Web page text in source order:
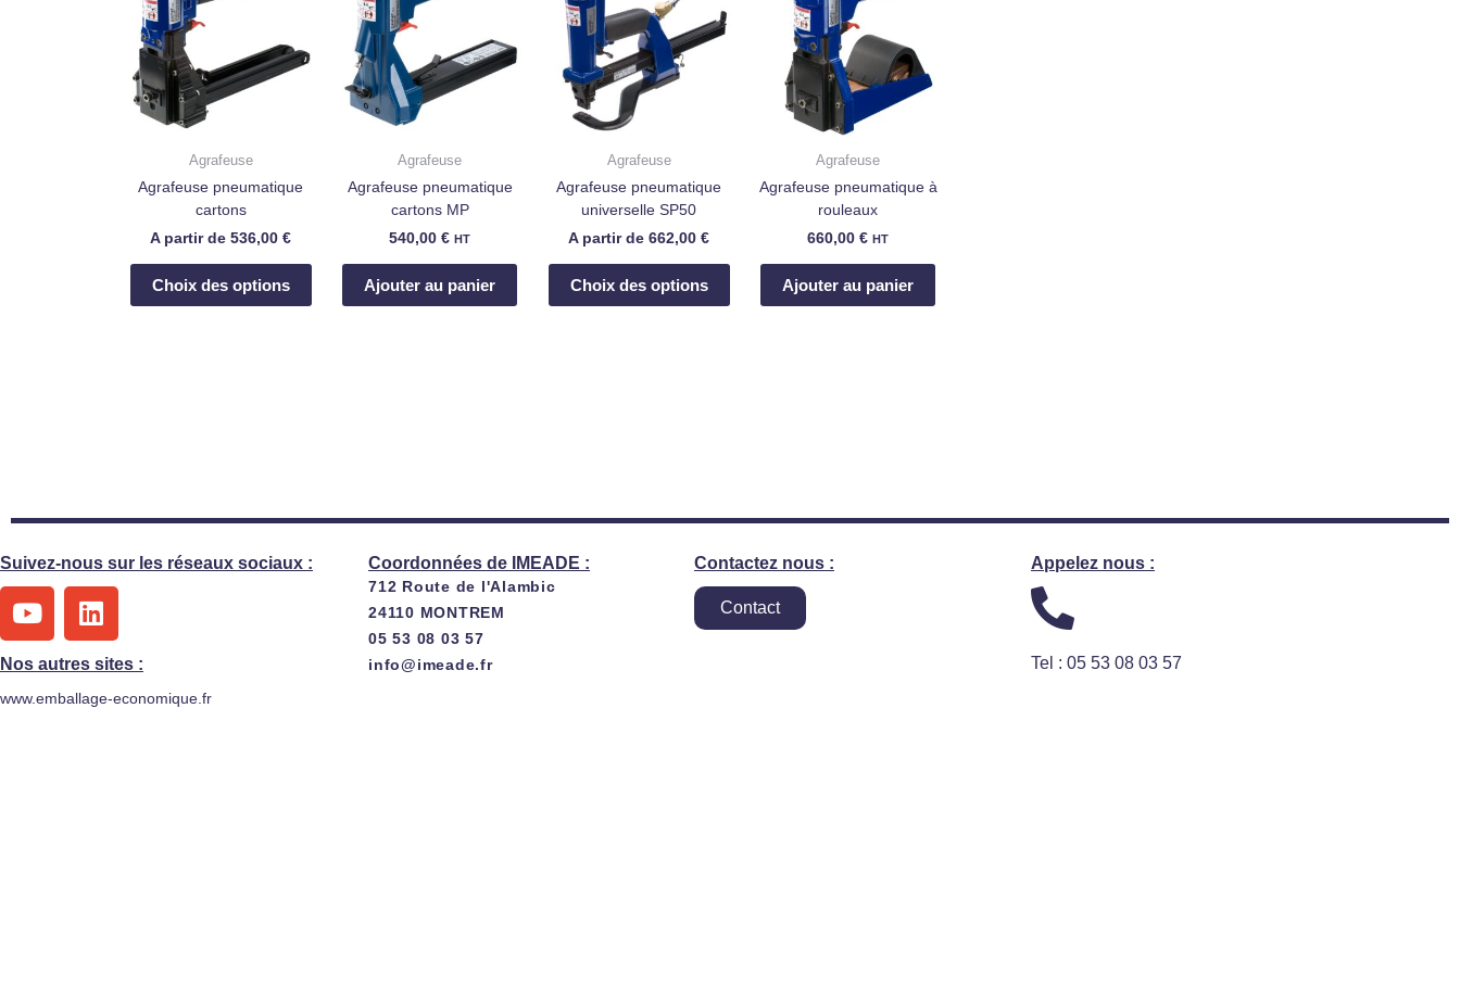
Agrafeuse
Agrafeuse pneumatique
cartons
A partir de536,00€
Choix des options
plusieurs
variations.
choisies
du
Agrafeuse
Agrafeuse pneumatique
cartons MP
540,00€ HT
Ajouter au panier
Agrafeuse
Agrafeuse pneumatique
universelle SP50
A partir de662,00€
Choix des options
variations.
choisies
du
Agrafeuse
Agrafeuse pneumatique à
rouleaux
660,00€ HT
Ajouter au panier
Suivez-nous sur les réseaux sociaux :
Y
o
u
t
u
L
i
n
k
e
Nos autres sites :
www.emballage-economique.fr
Coordonnées de IMEADE :
712 Route de l'Alambic
24110 MONTREM
05 53 08 03 57
info@imeade.fr
Contactez nous :
Contact
Appelez nous :
Tel : 05 53 08 03 57